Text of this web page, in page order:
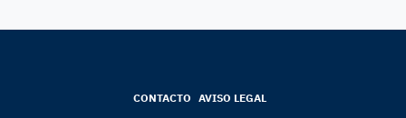
CONTACTO AVISO LEGAL